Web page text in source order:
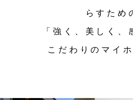
らすため
「強く、美しく、
こだわりのマイ